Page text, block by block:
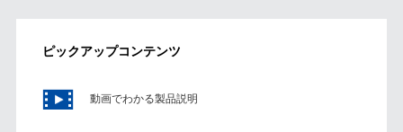
ピックアップコンテンツ
動画でわかる製品説明